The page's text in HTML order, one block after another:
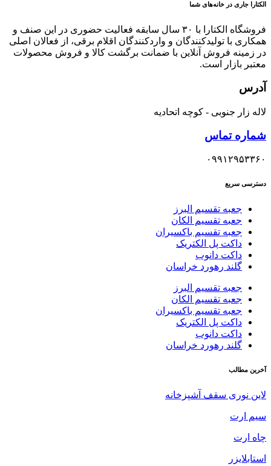
الکتارا جاری در خانه‌های شما
فروشگاه الکتارا با ۳۰ سال سابقه فعالیت حضوری در این صنف و
همکاری با تولیدکنندگان و واردکنندگان اقلام برقی، از فعالان اصلی
در زمینه فروش آنلاین با ضمانت برگشت کالا و فروش محصولات
معتبر بازار است.
آدرس
لاله زار جنوبی - کوچه اتحادیه
شماره تماس
۰۹۹۱۲۹۵۳۳۶۰
دسترسی سریع
جعبه تقسیم البرز
جعبه تقسیم الکان
جعبه تقسیم باکسیران
داکت پل الکتریک
داکت دانوب
گلند رهورد خراسان
جعبه تقسیم البرز
جعبه تقسیم الکان
جعبه تقسیم باکسیران
داکت پل الکتریک
داکت دانوب
گلند رهورد خراسان
آخرین مطالب
لاین نوری سقف آشپزخانه
سیم ارت
چاه ارت
استابلایزر